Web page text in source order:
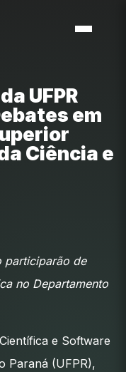
UFPR
em
Ciência e
participarão de
no Departamento
e Software
Paraná (UFPR),